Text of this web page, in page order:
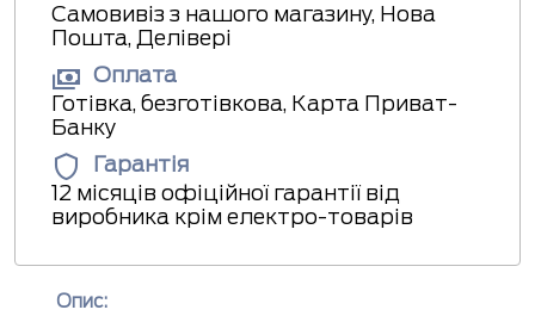
Самовивіз з нашого магазину, Нова
Пошта, Делівері
Оплата
Готівка, безготівкова, Карта Приват-
Банку
Гарантія
12 місяців офіційної гарантії від
виробника крім електро-товарів
Опис: